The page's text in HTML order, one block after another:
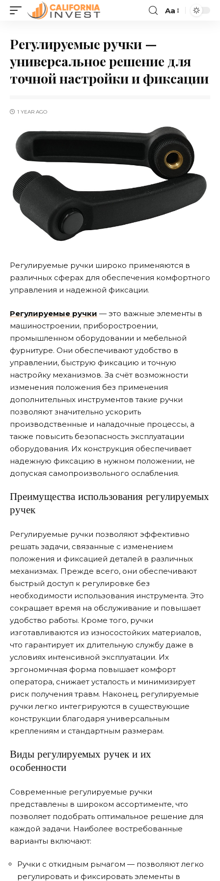
Aa
Регулируемые ручки —
универсальное решение для
точной настройки и фиксации
1 YEAR AGO
Регулируемые ручки широко применяются в
различных сферах для обеспечения комфортного
управления и надежной фиксации.
Регулируемые ручки — это важные элементы в
машиностроении, приборостроении,
промышленном оборудовании и мебельной
фурнитуре. Они обеспечивают удобство в
управлении, быструю фиксацию и точную
настройку механизмов. За счёт возможности
изменения положения без применения
дополнительных инструментов такие ручки
позволяют значительно ускорить
производственные и наладочные процессы, а
также повысить безопасность эксплуатации
оборудования. Их конструкция обеспечивает
надежную фиксацию в нужном положении, не
допуская самопроизвольного ослабления.
Преимущества использования регулируемых
ручек
Регулируемые ручки позволяют эффективно
решать задачи, связанные с изменением
положения и фиксацией деталей в различных
механизмах. Прежде всего, они обеспечивают
быстрый доступ к регулировке без
необходимости использования инструмента. Это
сокращает время на обслуживание и повышает
удобство работы. Кроме того, ручки
изготавливаются из износостойких материалов,
что гарантирует их длительную службу даже в
условиях интенсивной эксплуатации. Их
эргономичная форма повышает комфорт
оператора, снижает усталость и минимизирует
риск получения травм. Наконец, регулируемые
ручки легко интегрируются в существующие
конструкции благодаря универсальным
креплениям и стандартным размерам.
Виды регулируемых ручек и их
особенности
Современные регулируемые ручки
представлены в широком ассортименте, что
позволяет подобрать оптимальное решение для
каждой задачи. Наиболее востребованные
варианты включают:
Ручки с откидным рычагом — позволяют легко
регулировать и фиксировать элементы в